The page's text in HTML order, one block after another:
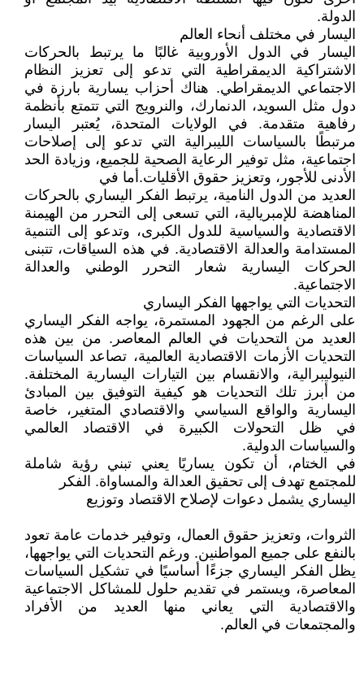
الدولة.
اليسار في مختلف أنحاء العالم
اليسار في الدول الأوروبية غالبًا ما يرتبط بالحركات
الاشتراكية الديمقراطية التي تدعو إلى تعزيز النظام
الاجتماعي الديمقراطي. هناك أحزاب يسارية بارزة في
دول مثل السويد، الدنمارك، والنرويج التي تتمتع بأنظمة
رفاهية متقدمة. في الولايات المتحدة، يُعتبر اليسار
مرتبطًا بالسياسات الليبرالية التي تدعو إلى إصلاحات
اجتماعية، مثل توفير الرعاية الصحية للجميع، وزيادة الحد
الأدنى للأجور، وتعزيز حقوق الأقليات.أما في
العديد من الدول النامية، يرتبط الفكر اليساري بالحركات
المناهضة للإمبريالية، التي تسعى إلى التحرر من الهيمنة
الاقتصادية والسياسية للدول الكبرى، وتدعو إلى التنمية
المستدامة والعدالة الاقتصادية. في هذه السياقات، تتبنى
الحركات اليسارية شعار التحرر الوطني والعدالة
الاجتماعية.
التحديات التي يواجهها الفكر اليساري
على الرغم من الجهود المستمرة، يواجه الفكر اليساري
العديد من التحديات في العالم المعاصر. من بين هذه
التحديات الأزمات الاقتصادية العالمية، تصاعد السياسات
النيوليبرالية، والانقسام بين التيارات اليسارية المختلفة.
من أبرز تلك التحديات هو كيفية التوفيق بين المبادئ
اليسارية والواقع السياسي والاقتصادي المتغير، خاصة
في ظل التحولات الكبيرة في الاقتصاد العالمي
والسياسات الدولية.
في الختام، أن تكون يساريًا يعني تبني رؤية شاملة
للمجتمع تهدف إلى تحقيق العدالة والمساواة. الفكر
اليساري يشمل دعوات لإصلاح الاقتصاد وتوزيع
الثروات، وتعزيز حقوق العمال، وتوفير خدمات عامة تعود
بالنفع على جميع المواطنين. ورغم التحديات التي يواجهها،
يظل الفكر اليساري جزءًا أساسيًا في تشكيل السياسات
المعاصرة، ويستمر في تقديم حلول للمشاكل الاجتماعية
والاقتصادية التي يعاني منها العديد من الأفراد
والمجتمعات في العالم.